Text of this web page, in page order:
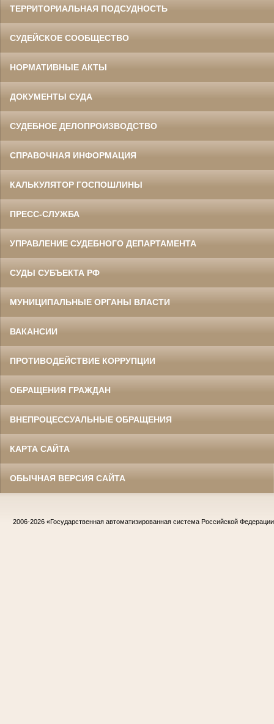
ТЕРРИТОРИАЛЬНАЯ ПОДСУДНОСТЬ
СУДЕЙСКОЕ СООБЩЕСТВО
НОРМАТИВНЫЕ АКТЫ
ДОКУМЕНТЫ СУДА
СУДЕБНОЕ ДЕЛОПРОИЗВОДСТВО
СПРАВОЧНАЯ ИНФОРМАЦИЯ
КАЛЬКУЛЯТОР ГОСПОШЛИНЫ
ПРЕСС-СЛУЖБА
УПРАВЛЕНИЕ СУДЕБНОГО ДЕПАРТАМЕНТА
СУДЫ СУБЪЕКТА РФ
МУНИЦИПАЛЬНЫЕ ОРГАНЫ ВЛАСТИ
ВАКАНСИИ
ПРОТИВОДЕЙСТВИЕ КОРРУПЦИИ
ОБРАЩЕНИЯ ГРАЖДАН
ВНЕПРОЦЕССУАЛЬНЫЕ ОБРАЩЕНИЯ
КАРТА САЙТА
ОБЫЧНАЯ ВЕРСИЯ САЙТА
2006-2026 «Государственная автоматизированная система Российской